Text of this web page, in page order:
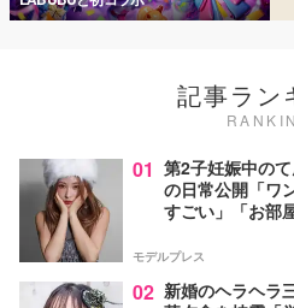
記事ラン
01 第2子妊娠中の
の日常公開「ワ
すごい」「お部
モデルプレス
02 新婚のヘラヘラ